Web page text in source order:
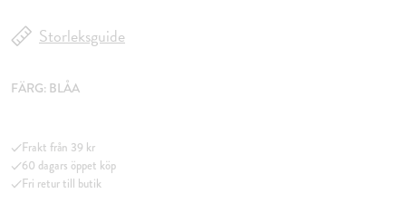
Storleksguide
FÄRG: BLÅA
Frakt från 39 kr
60 dagars öppet köp
Fri retur till butik